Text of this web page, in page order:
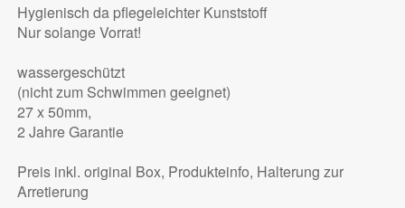
Hygienisch da pflegeleichter Kunststoff
Nur solange Vorrat!
wassergeschützt
(nicht zum Schwimmen geeignet)
27 x 50mm,
2 Jahre Garantie
Preis inkl. original Box, Produkteinfo, Halterung zur
Arretierung